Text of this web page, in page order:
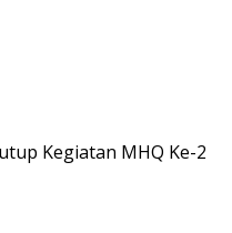
Kegiatan MHQ Ke-2